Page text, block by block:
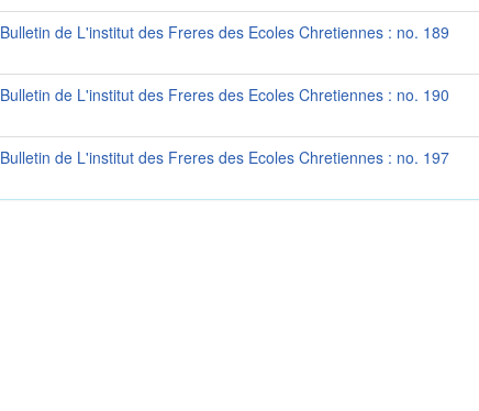
Bulletin de L'institut des Freres des Ecoles Chretiennes : no. 189
Bulletin de L'institut des Freres des Ecoles Chretiennes : no. 190
Bulletin de L'institut des Freres des Ecoles Chretiennes : no. 197